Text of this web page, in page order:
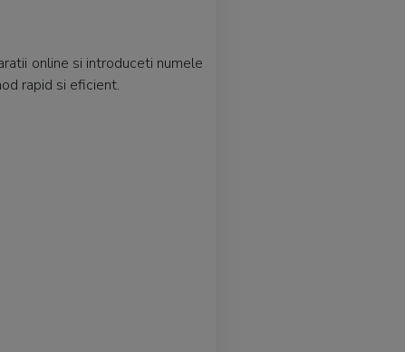
online si introduceti numele
rapid si eficient.